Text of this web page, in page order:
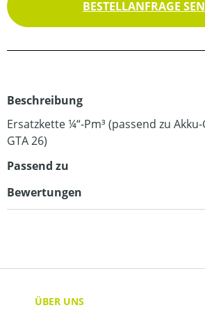
BESTELLANFRAGE
Beschreibung
Ersatzkette ¼“-Pm³ (passend zu
GTA 26)
Passend zu
Bewertungen
ÜBER UNS